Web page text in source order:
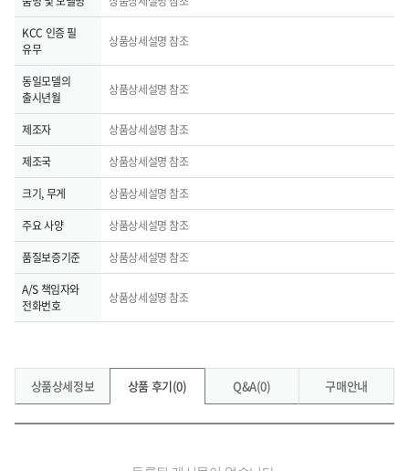
KCC 인증 필
유무
상품상세설명 참조
동일모델의
출시년월
상품상세설명 참조
제조자
상품상세설명 참조
제조국
상품상세설명 참조
크기, 무게
상품상세설명 참조
주요 사양
상품상세설명 참조
품질보증기준
상품상세설명 참조
A/S 책임자와
전화번호
상품상세설명 참조
상품상세정보 상품 후기(0) Q&A(0) 구매안내